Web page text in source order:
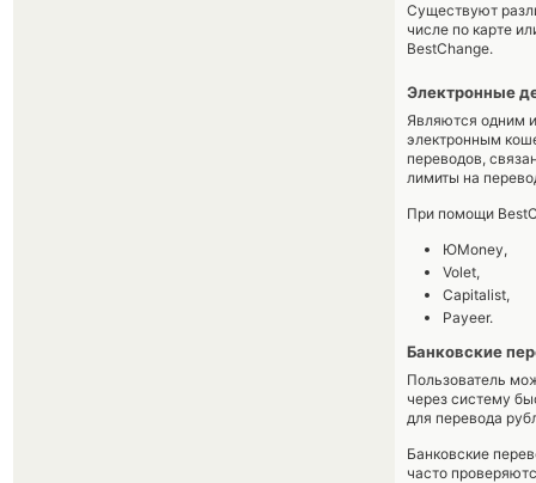
Существуют
числе по карте
BestChange.
Электронные
Являются одним
электронным
переводов,
лимиты на
При помощи
ЮMoney,
Volet,
Capitalist,
Payeer.
Банковские
Пользователь
через систему
для перевода
Банковские
часто